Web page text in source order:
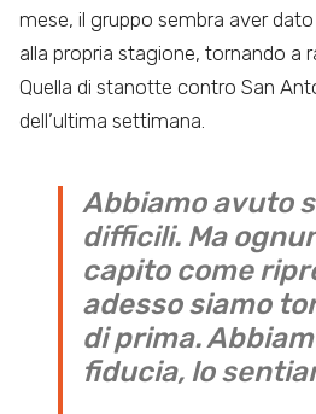
mese, il gruppo sembra aver
alla propria stagione, tornando a
Quella di stanotte contro San
dell’ultima settimana.
Abbiamo avuto
difficili. Ma
capito come
adesso siamo
di prima.
fiducia, lo